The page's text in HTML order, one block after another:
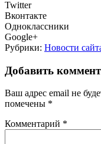
Twitter
Вконтакте
Одноклассники
Google+
Рубрики: Новости
Добавить
Ваш адрес email не
помечены *
Комментарий *